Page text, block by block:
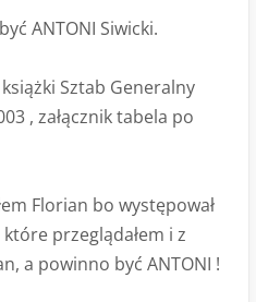
ANTONI Siwicki.
Sztab Generalny
, załącznik tabela po
Florian bo występował
przeglądałem i z
a powinno być ANTONI !